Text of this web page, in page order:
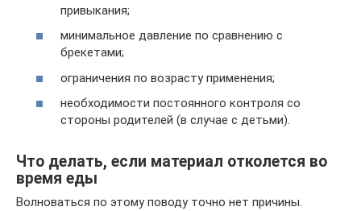
привыкания;
минимальное давление по сравнению с
брекетами;
ограничения по возрасту применения;
необходимости постоянного контроля со
стороны родителей (в случае с детьми).
Что делать, если материал отколется во
время еды
Волноваться по этому поводу точно нет причины.